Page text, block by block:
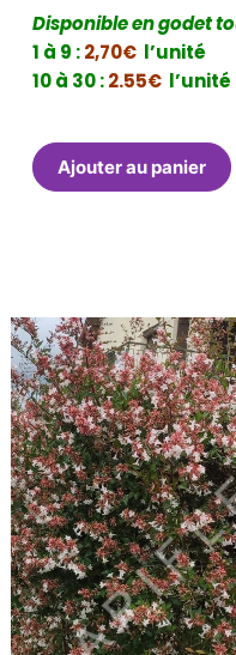
Disponible en godet
1 à 9 :2,70€ l’unité
10 à 30 :2.55€ l’unité
Ajouter au panier